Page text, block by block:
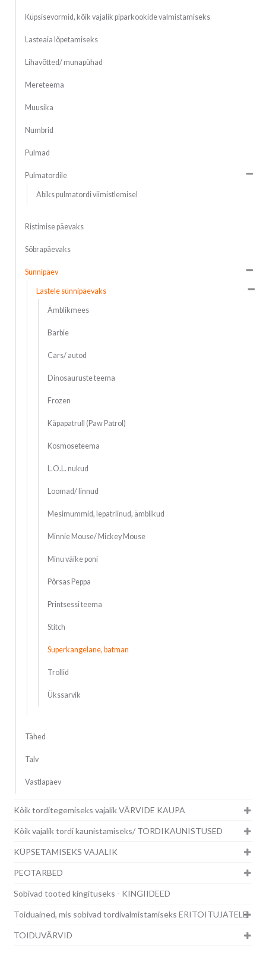
Küpsisevormid, kõik vajalik piparkookide valmistamiseks
Lasteaia lõpetamiseks
Lihavõtted/ munapühad
Mereteema
Muusika
Numbrid
Pulmad
Pulmatordile
Abiks pulmatordi viimistlemisel
Ristimise päevaks
Sõbrapäevaks
Sünnipäev
Lastele sünnipäevaks
Ämblikmees
Barbie
Cars/ autod
Dinosauruste teema
Frozen
Käpapatrull (Paw Patrol)
Kosmoseteema
L.O.L. nukud
Loomad/ linnud
Mesimummid, lepatriinud, ämblikud
Minnie Mouse/ Mickey Mouse
Minu väike poni
Põrsas Peppa
Printsessi teema
Stitch
Superkangelane, batman
Trollid
Ükssarvik
Tähed
Talv
Vastlapäev
Kõik torditegemiseks vajalik VÄRVIDE KAUPA
Kõik vajalik tordi kaunistamiseks/ TORDIKAUNISTUSED
KÜPSETAMISEKS VAJALIK
PEOTARBED
Sobivad tooted kingituseks - KINGIIDEED
Toiduained, mis sobivad tordivalmistamiseks ERITOITUJATELE
TOIDUVÄRVID